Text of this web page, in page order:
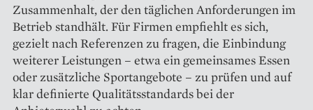
Zusammenhalt, der den täglichen Anforderungen im
Betrieb standhält. Für Firmen empfiehlt es sich,
gezielt nach Referenzen zu fragen, die Einbindung
weiterer Leistungen – etwa ein gemeinsames Essen
oder zusätzliche Sportangebote – zu prüfen und auf
klar definierte Qualitätsstandards bei der